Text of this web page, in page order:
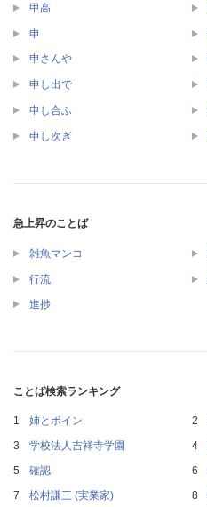
甲高
申
申さんや
申し出で
申し合ふ
申し次ぎ
急上昇のことば
雑魚マンコ
行流
進捗
ことば検索ランキング
姉とボイン
学校法人吉祥寺学園
確認
松村謙三 (実業家)